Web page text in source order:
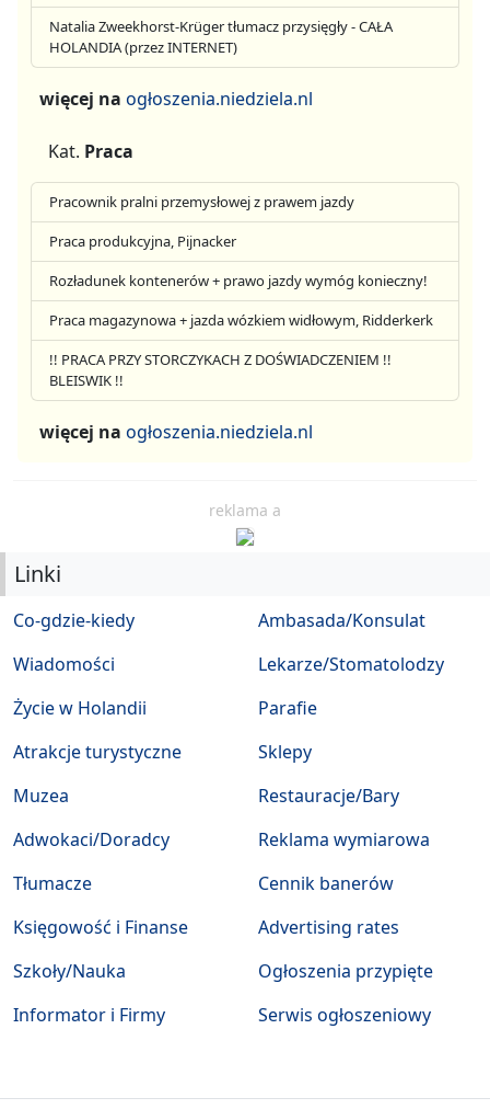
Natalia Zweekhorst-Krüger tłumacz przysięgły - CAŁA
HOLANDIA (przez INTERNET)
więcej na ogłoszenia.niedziela.nl
Kat. Praca
Pracownik pralni przemysłowej z prawem jazdy
Praca produkcyjna, Pijnacker
Rozładunek kontenerów + prawo jazdy wymóg konieczny!
Praca magazynowa + jazda wózkiem widłowym, Ridderkerk
!! PRACA PRZY STORCZYKACH Z DOŚWIADCZENIEM !!
BLEISWIK !!
więcej na ogłoszenia.niedziela.nl
reklama a
Linki
Co-gdzie-kiedy
Wiadomości
Życie w Holandii
Atrakcje turystyczne
Muzea
Ambasada/Konsulat
Lekarze/Stomatolodzy
Parafie
Sklepy
Restauracje/Bary
Adwokaci/Doradcy
Tłumacze
Księgowość i Finanse
Szkoły/Nauka
Informator i Firmy
Reklama wymiarowa
Cennik banerów
Advertising rates
Ogłoszenia przypięte
Serwis ogłoszeniowy